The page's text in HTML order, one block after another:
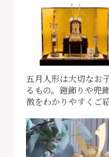
五月人形は大切なお
るもの。鎧飾りや兜
徴をわかりやすくご